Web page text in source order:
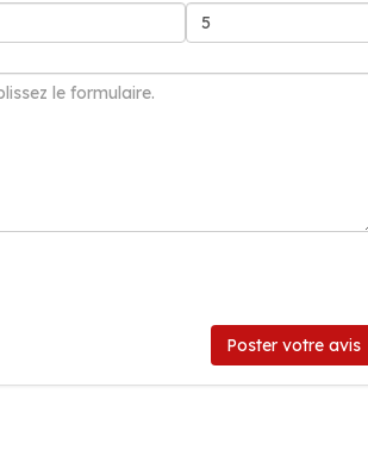
Poster votre avis